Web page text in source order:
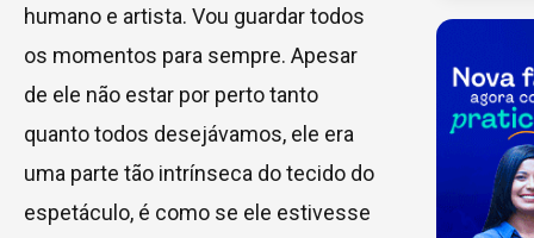
humano e artista. Vou guardar todos
os momentos para sempre. Apesar
de ele não estar por perto tanto
quanto todos desejávamos, ele era
uma parte tão intrínseca do tecido do
espetáculo, é como se ele estivesse